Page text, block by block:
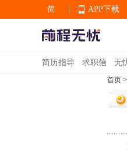
简
EN
APP下载
APP下载
简历指导 求职信 无
首页